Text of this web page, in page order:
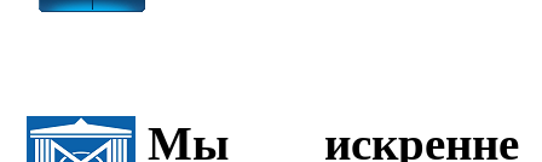
Мы искренне